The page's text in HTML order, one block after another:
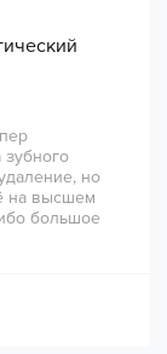
зубного
но
на высшем
большое